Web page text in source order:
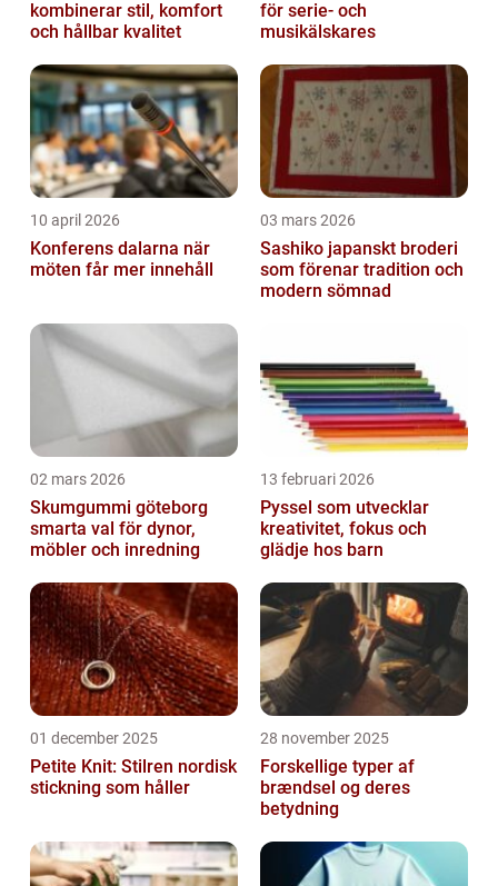
kombinerar stil, komfort
och hållbar kvalitet
för serie- och
musikälskares
10 april 2026
Konferens dalarna när
möten får mer innehåll
03 mars 2026
Sashiko japanskt broderi
som förenar tradition och
modern sömnad
02 mars 2026
Skumgummi göteborg
smarta val för dynor,
möbler och inredning
13 februari 2026
Pyssel som utvecklar
kreativitet, fokus och
glädje hos barn
01 december 2025
Petite Knit: Stilren nordisk
stickning som håller
28 november 2025
Forskellige typer af
brændsel og deres
betydning